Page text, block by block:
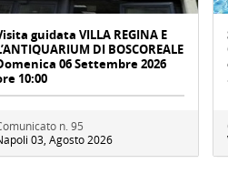
guidata VILLA REGINA E
DI BOSCOREALE
06 Settembre 2026
10:00
n. 95
03, Agosto 2026